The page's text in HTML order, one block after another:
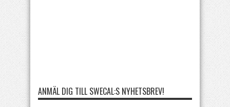
ANMÄL DIG TILL SWECAL:S NYHETSBREV!